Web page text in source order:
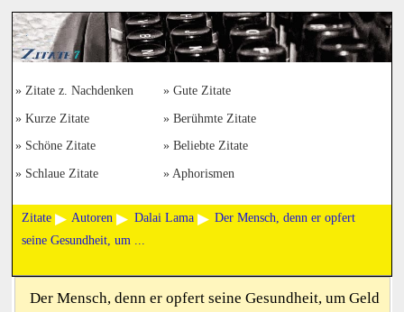
Zitate z. Nachdenken Gute Zitate
Kurze Zitate Berühmte Zitate
Schöne Zitate Beliebte Zitate
Schlaue Zitate Aphorismen
Zitate Autoren Dalai Lama
Der Mensch, denn er opfert
seine Gesundheit, um ...
Der Mensch, denn er opfert seine Gesundheit, um Geld